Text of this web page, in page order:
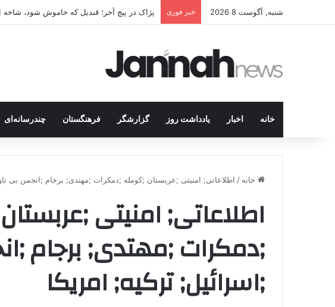
شنبه, آگوست 8 2026 خبر فوری پژاک در پیچ آخر؛ قندیل که خاموش شود، شاخه
خانه اخبار یادداشت روز گزارشگر فرهنگستان چندرسانه‌ای
خانه / اطلاعاتی; امنیتی ;عربستان ;کومله ;دمکرات ;مهتدی; برجام ;انجمن بی
اطلاعاتی; امنیتی
;دمکرات ;مهتدی; برجام
;اسرائیل; ترکیه; امریکا